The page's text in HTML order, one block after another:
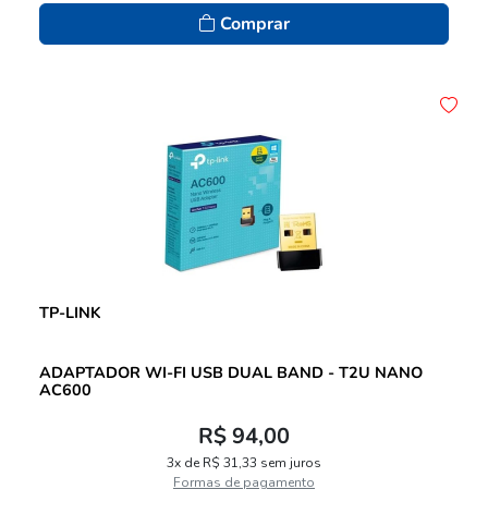
Comprar
TP-LINK
ADAPTADOR WI-FI USB DUAL BAND - T2U NANO
AC600
R$ 94,00
3x de R$ 31,33 sem juros
Formas de pagamento